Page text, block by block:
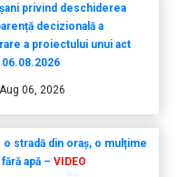
privind deschiderea
decizională a
a proiectului unui act
Aug 06, 2026
stradă din oraș, o mulțime
apă – VIDEO